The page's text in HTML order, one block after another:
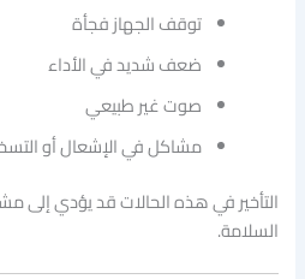
توقف الجهاز فجأة
ضعف شديد في الأداء
صوت غير طبيعي
مشاكل في الإشعال أو
التأخير في هذه الحالات قد يؤدي إلى
السلامة.